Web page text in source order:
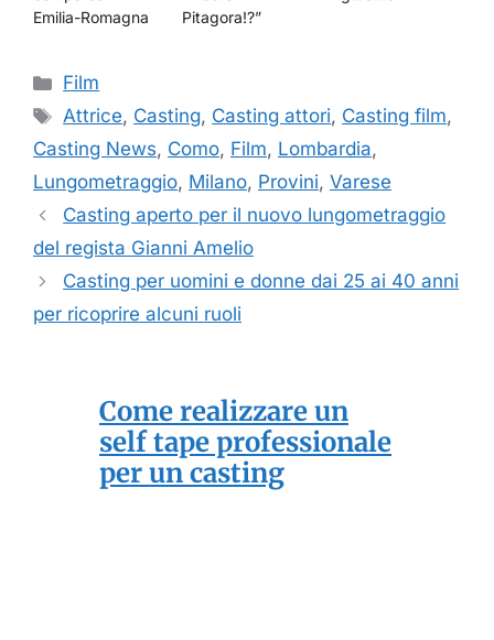
Emilia-Romagna
Pitagora!?”
Categorie
Film
Tag
Attrice, Casting, Casting attori, Casting film,
Casting News, Como, Film, Lombardia,
Lungometraggio, Milano, Provini, Varese
Casting aperto per il nuovo lungometraggio
del regista Gianni Amelio
Casting per uomini e donne dai 25 ai 40 anni
per ricoprire alcuni ruoli
Come realizzare un
self tape professionale
per un casting